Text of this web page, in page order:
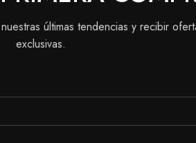
últimas tendencias y recibir
exclusivas.
tinturado.